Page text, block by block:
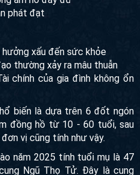
nhiều may mắn
ấm no đầy đủ
phát đạt
hưởng xấu đến sức khỏe
thường xảy ra mâu thuẫn
chính của gia đình không ổn
biến là dựa trên 6 đốt ngón
hồ từ 10 - 60 tuổi, sau đó
vị cũng tính như vậy.